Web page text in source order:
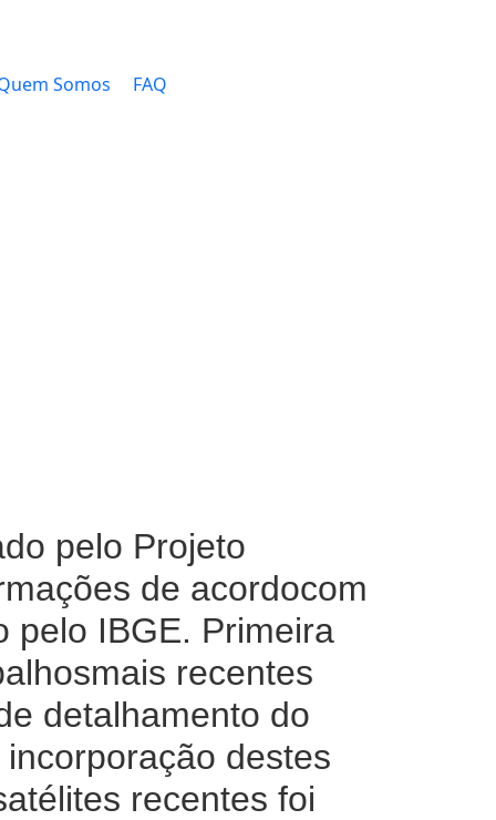
Somos FAQ
pelo Projeto
de acordocom
pelo IBGE. Primeira
recentes
detalhamento do
destes
recentes foi